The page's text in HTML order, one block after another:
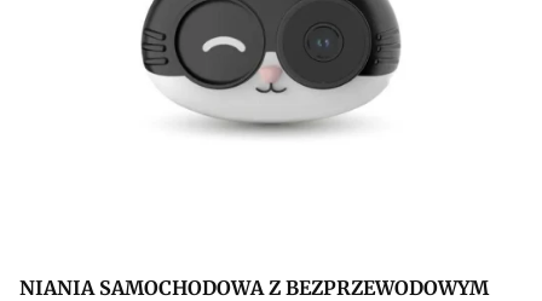
NIANIA SAMOCHODOWA Z BEZPRZEWODOWYM